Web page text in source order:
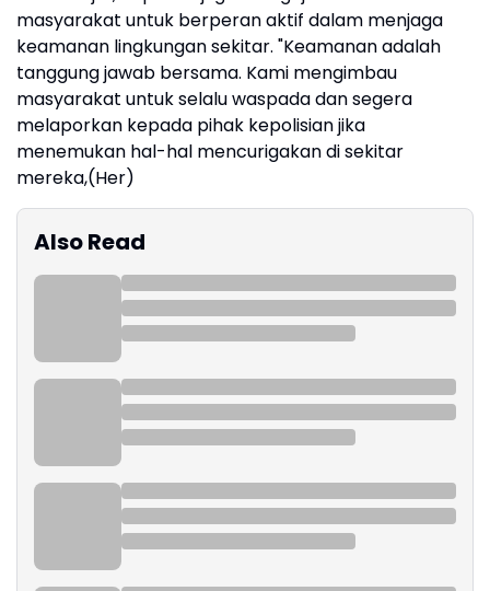
masyarakat untuk berperan aktif dalam menjaga
keamanan lingkungan sekitar. "Keamanan adalah
tanggung jawab bersama. Kami mengimbau
masyarakat untuk selalu waspada dan segera
melaporkan kepada pihak kepolisian jika
menemukan hal-hal mencurigakan di sekitar
mereka,(Her)
Also Read